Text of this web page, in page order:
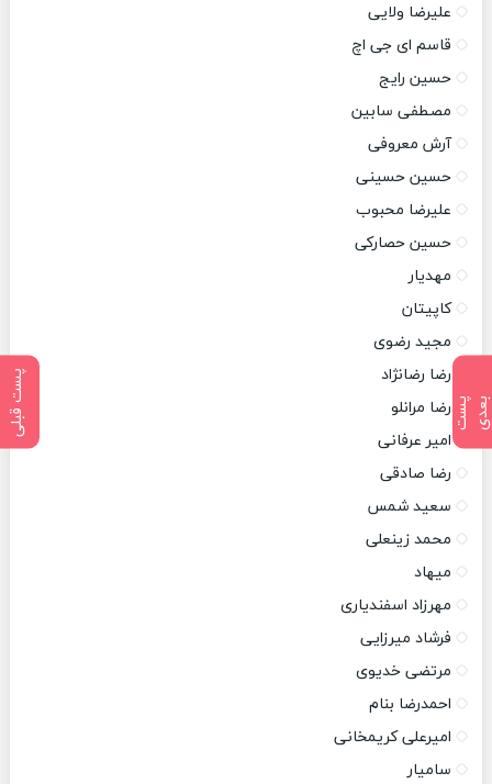
پ
س
ت
ب
ع
د ی پست قبلی
علیرضا ولایی
قاسم ای جی اچ
حسین رایج
مصطفی سابین
آرش معروفی
حسین حسینی
علیرضا محبوب
حسین حصارکی
مهدیار
کاپیتان
مجید رضوی
رضا رضانژاد
رضا مرانلو
امیر عرفانی
رضا صادقی
سعید شمس
محمد زینعلی
میهاد
مهرزاد اسفندیاری
فرشاد میرزایی
مرتضی خدیوی
احمدرضا بنام
امیرعلی کریمخانی
سامیار